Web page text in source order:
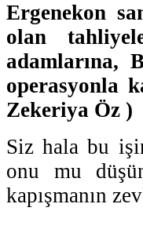
Ergenekon
olan
adamlarına,
operasyonla
Zekeriya Öz )
Siz hala bu
onu mu
kapışmanın